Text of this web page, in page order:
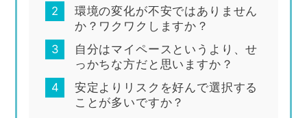
環境の変化が不安ではありません
か？ワクワクしますか？
自分はマイペースというより、せ
っかちな方だと思いますか？
安定よりリスクを好んで選択する
ことが多いですか？